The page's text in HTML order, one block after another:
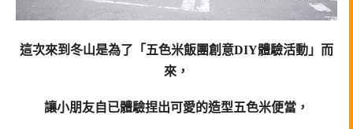
這次來到冬山是為了「五色米飯團創意DIY體驗活動」而
來，
讓小朋友自已體驗捏出可愛的造型五色米便當，